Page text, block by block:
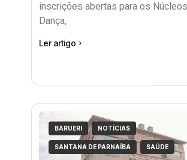
inscrições abertas para os
Dança,
Ler artigo
BARUERI NOTÍCIAS
SANTANA DE PARNAÍBA SAÚDE